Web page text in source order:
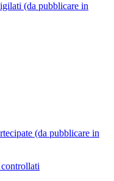
(da pubblicare in
(da pubblicare in